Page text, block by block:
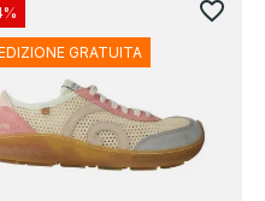
GRATUITA
favorite_border